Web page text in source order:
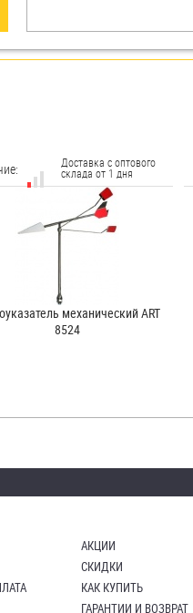
Доставка с оптового
склада от 1 дня
механический ART
8524
Доставка с оптового
склада от 1 дня
Доставка с оптового
склада от 1 дня
Растяжка резиновая с
нержавеющими крючками ART
АКЦИИ
СКИДКИ
КАК КУПИТЬ
ГАРАНТИИ И ВОЗВРАТ